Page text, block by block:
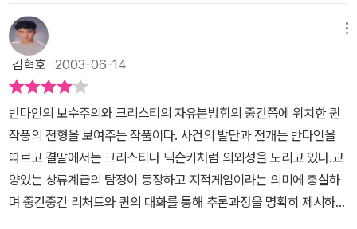
는 국명 시리즈가 가장 재미있다.엘러리 퀸의 원맨쇼에 가까운 라이
츠 빌 시리즈와 후기의 일부 작품들에서는 볼 수 없는 티격태격 하는
재미도 있고 말이다.-서점에서 책을 고르다가 끌려 온 엘러리 퀸은 아
버지의 핀잔에도 불구하고 계속 투덜거리면서 호시탐탐 아버지의 눈
을 벗어나 책을 사러 갈 기회를 노린다.수요일 아침 거실에 앉아 있다
가 서로 전화를 받으려고 티격태격 하는 장면은 마치 개그콤비를 보
는 것 같다.-동서 추리문고의 번역상태는 늘 만족스럽지 않지만, 엘러
리 퀸이 프랑스어와 독일어로 대사를 날리는 부분이 있는데 원작의
묘미를 살리기 위해서인지 직역하지 않고 원문과 괄호 친 한글 번역
을 달아놓았다. 번역자의 섬세한 배려가 좋았다고 생각한다.
김혁호 2003-06-14
반다인의 보수주의와 크리스티의 자유분방함의 중간쯤에 위치한 퀸
작풍의 전형을 보여주는 작품이다. 사건의 발단과 전개는 반다인을
따르고 결말에서는 크리스티나 딕슨카처럼 의외성을 노리고 있다.교
양있는 상류계급의 탐정이 등장하고 지적게임이라는 의미에 충실하
며 중간중간 리처드와 퀸의 대화를 통해 추론과정을 명확히 제시하고